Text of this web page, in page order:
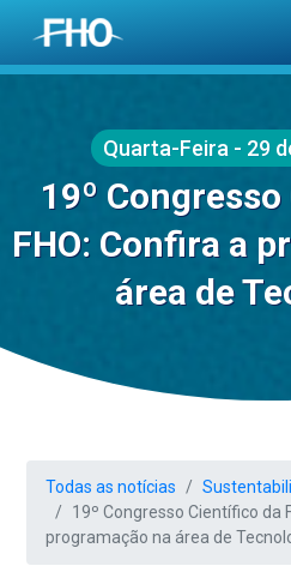
Quarta-Feira - 29
19º
FHO: Confira a
área de
Todas as notícias
19º Congresso Científico da
programação na área de